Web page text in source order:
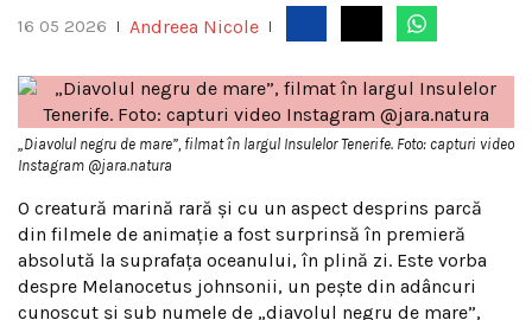
16 05 2026 Andreea Nicole
„Diavolul negru de mare”, filmat în largul Insulelor Tenerife. Foto: capturi video
Instagram @jara.natura
O creatură marină rară și cu un aspect desprins parcă
din filmele de animație a fost surprinsă în premieră
absolută la suprafața oceanului, în plină zi. Este vorba
despre Melanocetus johnsonii, un pește din adâncuri
cunoscut și sub numele de „diavolul negru de mare”,